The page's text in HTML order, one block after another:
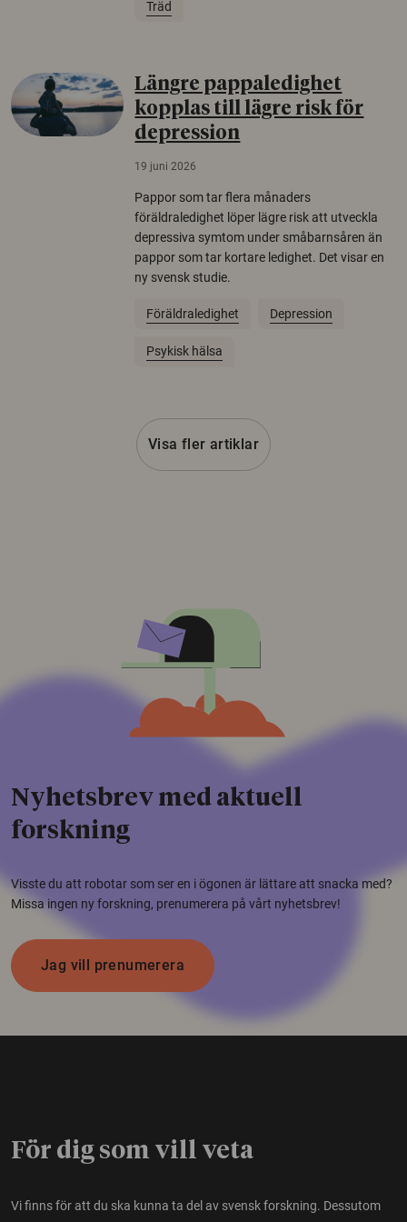
Träd
Längre pappaledighet
kopplas till lägre risk för
depression
19 juni 2026
Pappor som tar flera månaders
föräldraledighet löper lägre risk att utveckla
depressiva symtom under småbarnsåren än
pappor som tar kortare ledighet. Det visar en
ny svensk studie.
Föräldraledighet Depression
Psykisk hälsa
Visa fler artiklar
Nyhetsbrev med aktuell
forskning
Visste du att robotar som ser en i ögonen är lättare att snacka med?
Missa ingen ny forskning, prenumerera på vårt nyhetsbrev!
Jag vill prenumerera
För dig som vill veta
Vi finns för att du ska kunna ta del av svensk forskning. Dessutom